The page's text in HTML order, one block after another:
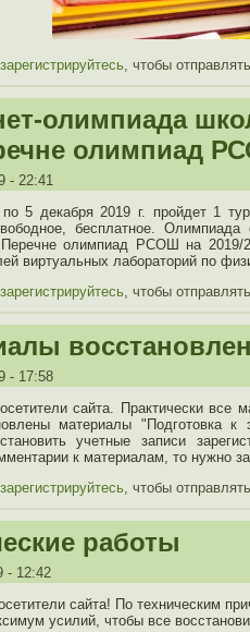
зарегистрируйтесь, чтобы
олимпиада
олимпиад
- 22:41
5 декабря 2019 г. пройдет 1
бесплатное.
олимпиад РСОШ на 2019/
виртуальных лабораторий по
зарегистрируйтесь, чтобы
- 17:58
сайта. Практически все
материалы "Подготовка
учетные записи
к материалам, то нужно
зарегистрируйтесь, чтобы
работы
- 12:42
сайта! По техническим
усилий, чтобы все